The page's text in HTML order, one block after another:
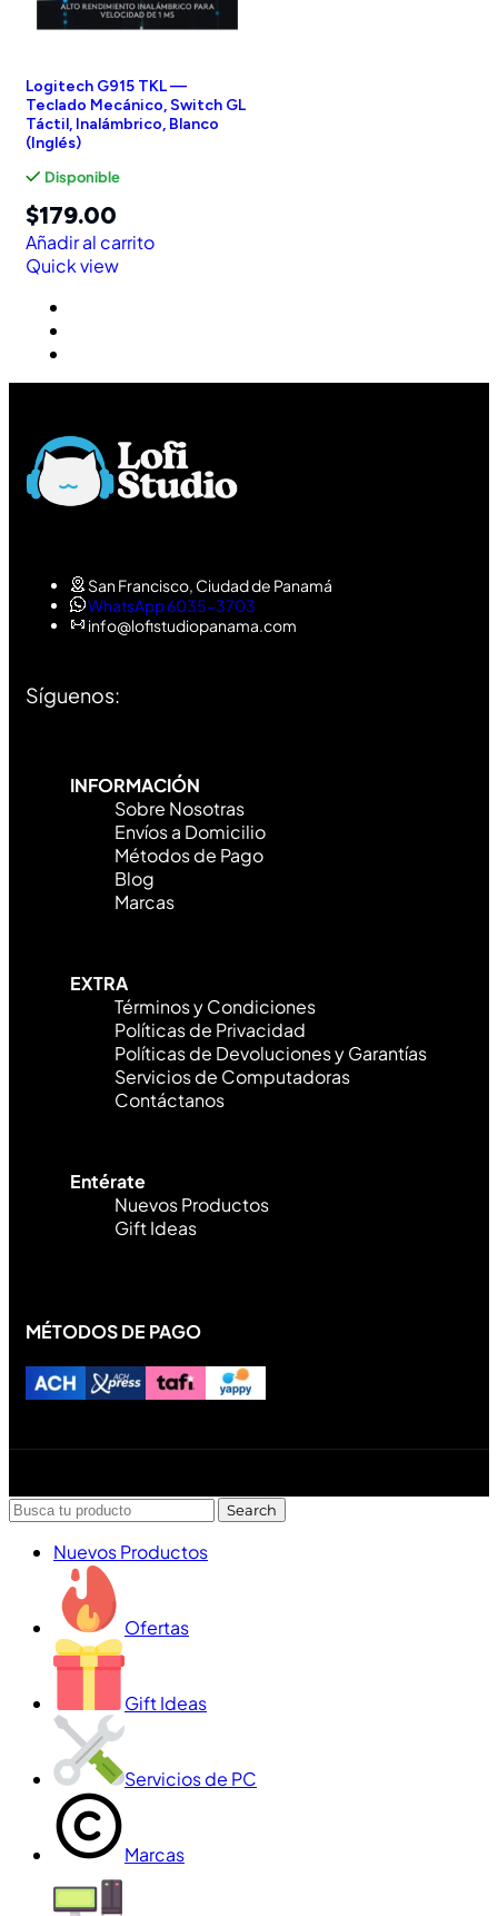
Logitech G915 TKL —
Teclado Mecánico, Switch GL
Táctil, Inalámbrico, Blanco
(Inglés)
Disponible
$179.00
Añadir al carrito
Quick view
San Francisco, Ciudad de Panamá
WhatsApp 6035-3703
info@lofistudiopanama.com
Síguenos:
INFORMACIÓN
Sobre Nosotras
Envíos a Domicilio
Métodos de Pago
Blog
Marcas
EXTRA
Términos y Condiciones
Políticas de Privacidad
Políticas de Devoluciones y Garantías
Servicios de Computadoras
Contáctanos
Entérate
Nuevos Productos
Gift Ideas
MÉTODOS DE PAGO
Search
Nuevos Productos
Ofertas
Gift Ideas
Servicios de PC
Marcas